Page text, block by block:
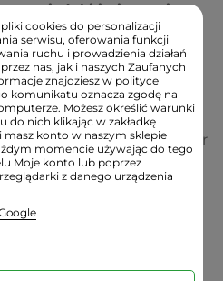
i nie zawiera
Sorbitol, Hydrated Silica,
(Flavour), Xanthan
Pepper) fruit extract, Piper
extract, Zanthoxylum
fruit extract, Zingiber
extract, Sodium Silicate,
Glycol, Sodium
Eugenol, Iron oxides (Cl
cookies do personalizacji
serwisu, oferowania funkcji
ruchu i prowadzienia działań
nas, jak i naszych Zaufanych
znajdziesz w polityce
komunikatu oznacza zgodę na
Możesz określić warunki
do nich klikając w zakładkę
masz konto w naszym sklepie
momencie używając do tego
Moje konto lub poprzez
z danego urządzenia